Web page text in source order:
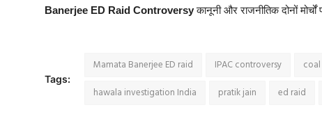
Banerjee ED Raid Controversyकानूनी और राजनीतिक दोनों
Tags:
Mamata Banerjee ED raid IPAC controversy
hawala investigation India
pratik jain ed raid